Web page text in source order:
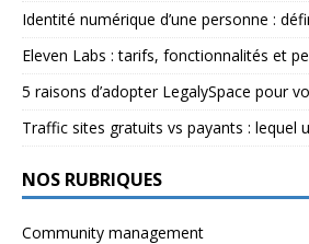
Identité numérique d’une personne :
Eleven Labs : tarifs, fonctionnalités et
5 raisons d’adopter LegalySpace pour
Traffic sites gratuits vs payants : lequel
NOS RUBRIQUES
Community management